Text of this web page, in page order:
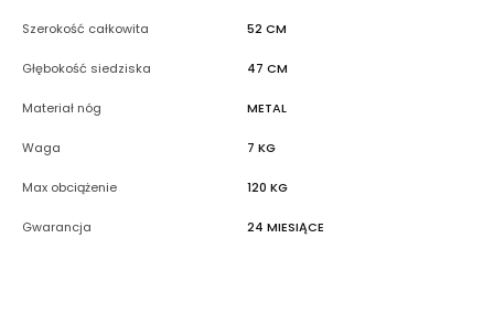
Szerokość całkowita 52 CM
Głębokość siedziska 47 CM
Materiał nóg METAL
Waga 7 KG
Max obciążenie 120 KG
Gwarancja 24 MIESIĄCE